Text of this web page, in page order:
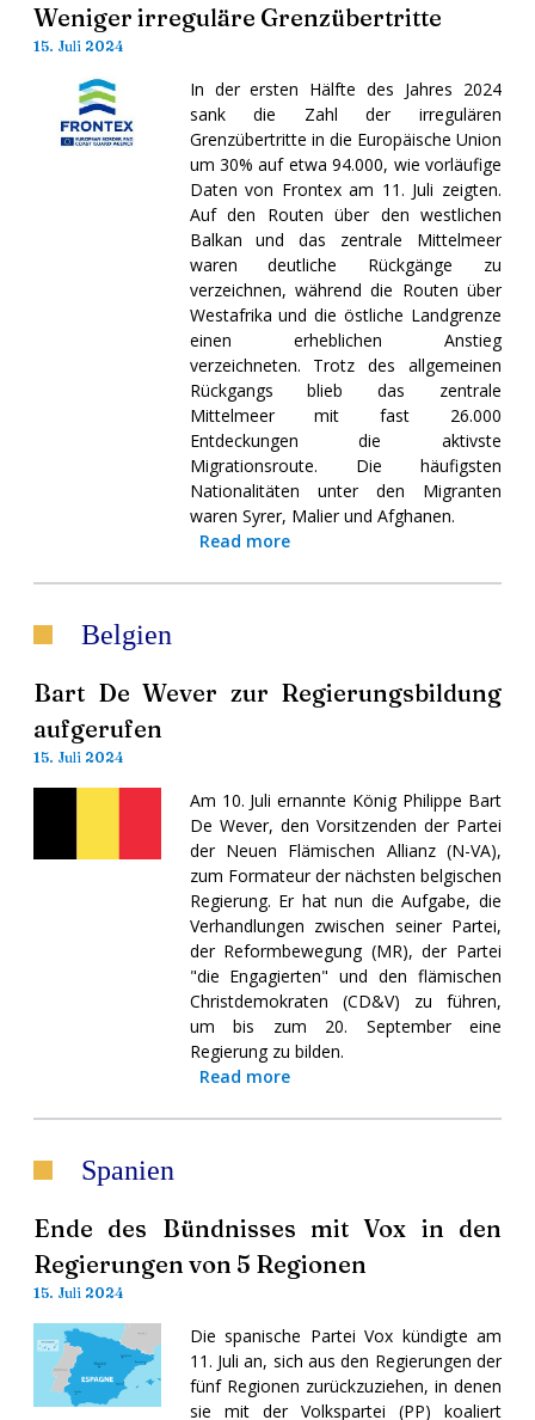
Weniger irreguläre Grenzübertritte
15. Juli 2024
In der ersten Hälfte des Jahres 2024
sank die Zahl der irregulären
Grenzübertritte in die Europäische Union
um 30% auf etwa 94.000, wie vorläufige
Daten von Frontex am 11. Juli zeigten.
Auf den Routen über den westlichen
Balkan und das zentrale Mittelmeer
waren deutliche Rückgänge zu
verzeichnen, während die Routen über
Westafrika und die östliche Landgrenze
einen erheblichen Anstieg
verzeichneten. Trotz des allgemeinen
Rückgangs blieb das zentrale
Mittelmeer mit fast 26.000
Entdeckungen die aktivste
Migrationsroute. Die häufigsten
Nationalitäten unter den Migranten
waren Syrer, Malier und Afghanen.
Read more
Belgien
Bart De Wever zur Regierungsbildung
aufgerufen
15. Juli 2024
Am 10. Juli ernannte König Philippe Bart
De Wever, den Vorsitzenden der Partei
der Neuen Flämischen Allianz (N-VA),
zum Formateur der nächsten belgischen
Regierung. Er hat nun die Aufgabe, die
Verhandlungen zwischen seiner Partei,
der Reformbewegung (MR), der Partei
"die Engagierten" und den flämischen
Christdemokraten (CD&V) zu führen,
um bis zum 20. September eine
Regierung zu bilden.
Read more
Spanien
Ende des Bündnisses mit Vox in den
Regierungen von 5 Regionen
15. Juli 2024
Die spanische Partei Vox kündigte am
11. Juli an, sich aus den Regierungen der
fünf Regionen zurückzuziehen, in denen
sie mit der Volkspartei (PP) koaliert